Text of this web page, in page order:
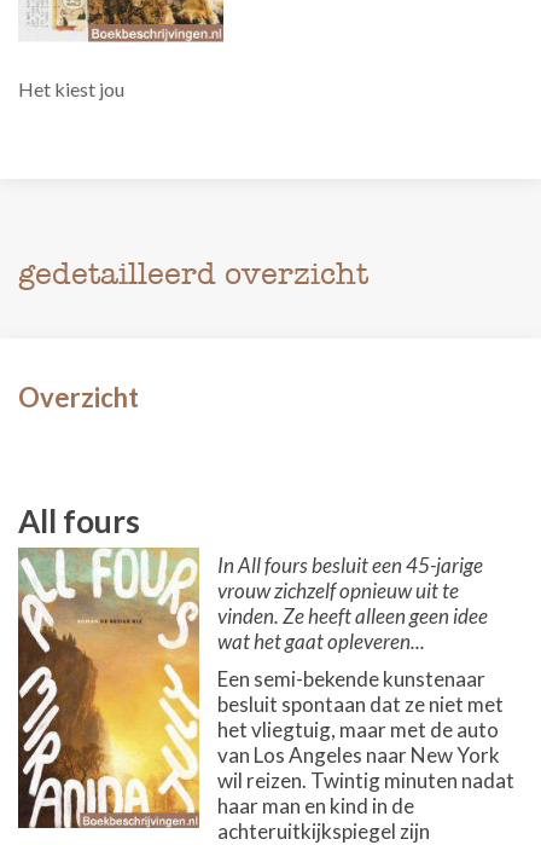
Het kiest jou
gedetailleerd overzicht
Overzicht
All fours
In All fours besluit een 45-jarige
vrouw zichzelf opnieuw uit te
vinden. Ze heeft alleen geen idee
wat het gaat opleveren...
Een semi-bekende kunstenaar
besluit spontaan dat ze niet met
het vliegtuig, maar met de auto
van Los Angeles naar New York
wil reizen. Twintig minuten nadat
haar man en kind in de
achteruitkijkspiegel zijn